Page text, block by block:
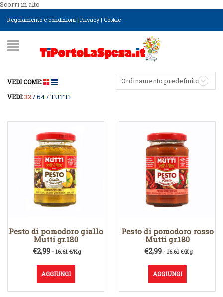
Scorri in alto
Regolamento e condizioni | Privacy| Cookie
Ordinamento predefinito
VEDI COME:
VEDI:32 64 TUTTI
Pesto di pomodoro giallo
Mutti gr.180
€2,99 - 16.61 €/Kg
AGGIUNGI
Pesto di pomodoro rosso
Mutti gr.180
€2,99 - 16.61 €/Kg
AGGIUNGI